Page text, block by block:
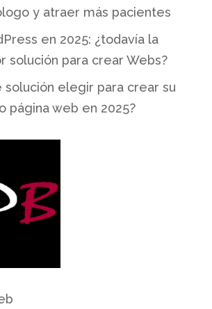
y atraer más pacientes
en 2025: ¿todavía la
solución para crear Webs?
solución elegir para crear su
página web en 2025?